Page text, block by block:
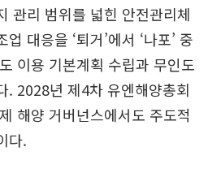
관리 범위를 넓힌 안전관리체
대응을 ‘퇴거’에서 ‘나포’ 중
이용 기본계획 수립과 무인도
. 2028년 제4차 유엔해양총회
해양 거버넌스에서도 주도적
다.